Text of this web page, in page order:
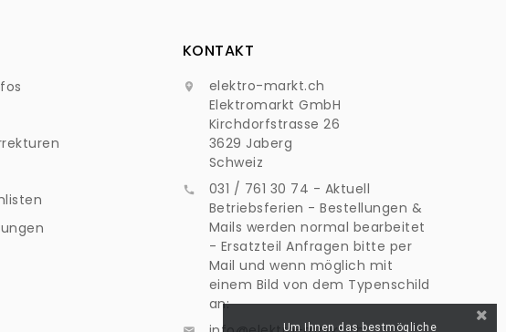
KONTAKT

elektro-markt.ch
Elektromarkt GmbH
Kirchdorfstrasse 26
3629 Jaberg
Schweiz

031 / 761 30 74 - Aktuell
Betriebsferien - Bestellungen &
Mails werden normal bearbeitet
- Ersatzteil Anfragen bitte per
Mail und wenn möglich mit
einem Bild von dem Typenschild
an:
Um Ihnen das bestmögliche